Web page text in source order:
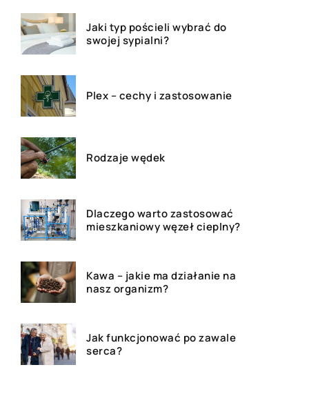
Jaki typ pościeli wybrać do
swojej sypialni?
Plex – cechy i zastosowanie
Rodzaje wędek
Dlaczego warto zastosować
mieszkaniowy węzeł cieplny?
Kawa – jakie ma działanie na
nasz organizm?
Jak funkcjonować po zawale
serca?